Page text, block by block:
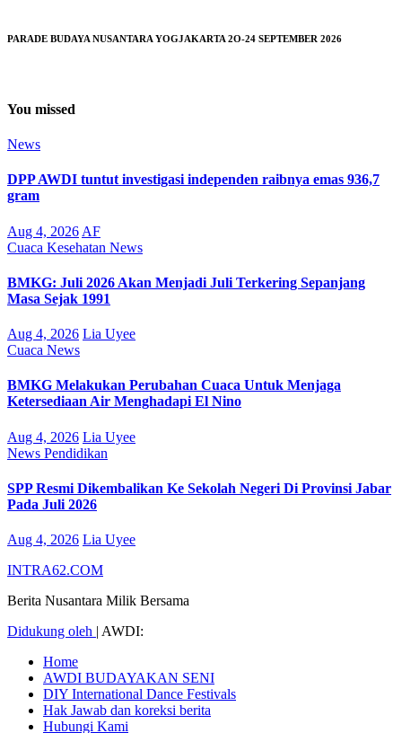
PARADE BUDAYA NUSANTARA YOGJAKARTA 2O-24 SEPTEMBER 2026
You missed
News
DPP AWDI tuntut investigasi independen raibnya emas 936,7
gram
Aug 4, 2026 AF
Cuaca Kesehatan News
BMKG: Juli 2026 Akan Menjadi Juli Terkering Sepanjang
Masa Sejak 1991
Aug 4, 2026 Lia Uyee
Cuaca News
BMKG Melakukan Perubahan Cuaca Untuk Menjaga
Ketersediaan Air Menghadapi El Nino
Aug 4, 2026 Lia Uyee
News Pendidikan
SPP Resmi Dikembalikan Ke Sekolah Negeri Di Provinsi Jabar
Pada Juli 2026
Aug 4, 2026 Lia Uyee
INTRA62.COM
Berita Nusantara Milik Bersama
Didukung oleh | AWDI:
Home
AWDI BUDAYAKAN SENI
DIY International Dance Festivals
Hak Jawab dan koreksi berita
Hubungi Kami